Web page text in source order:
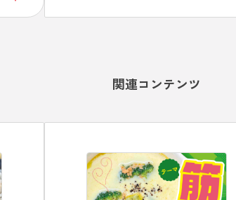
関連コンテンツ